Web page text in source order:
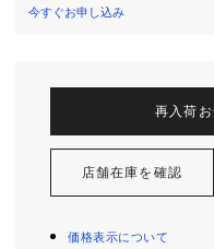
今すぐお申し込み
再入荷
店舗在庫を確認
価格表示について